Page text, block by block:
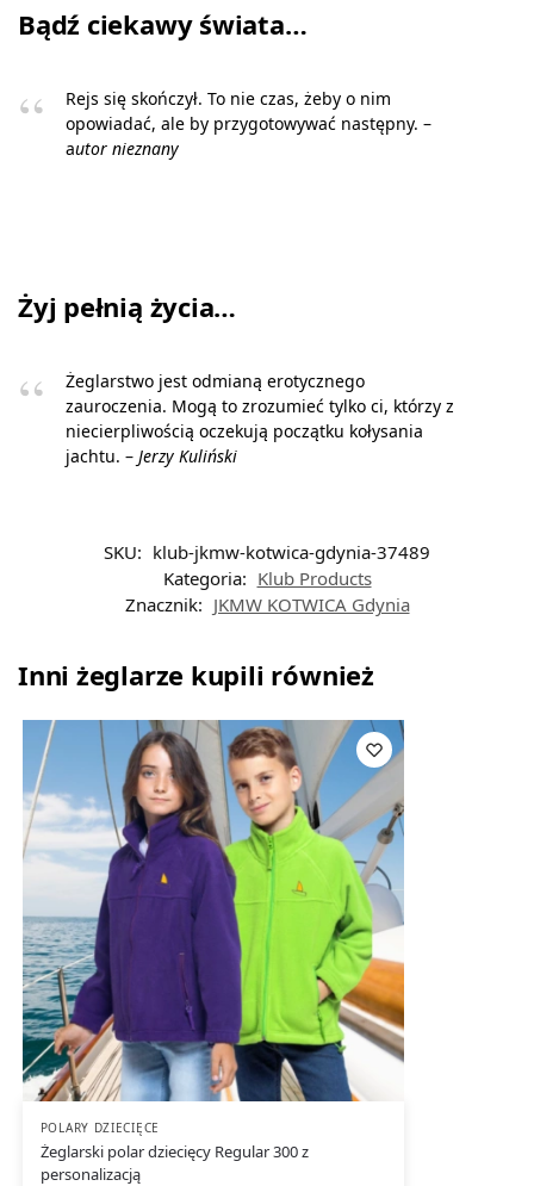
Bądź ciekawy świata…
Rejs się skończył. To nie czas, żeby o nim
opowiadać, ale by przygotowywać następny. –
autor nieznany
Żyj pełnią życia…
Żeglarstwo jest odmianą erotycznego
zauroczenia. Mogą to zrozumieć tylko ci, którzy z
niecierpliwością oczekują początku kołysania
jachtu. – Jerzy Kuliński
SKU: klub-jkmw-kotwica-gdynia-37489
Kategoria: Klub Products
Znacznik: JKMW KOTWICA Gdynia
Inni żeglarze kupili również
POLARY DZIECIĘCE
Żeglarski polar dziecięcy Regular 300 z
personalizacją